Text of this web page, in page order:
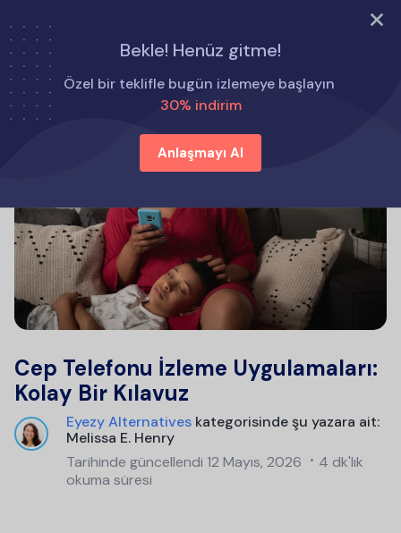
ŞİMDİ DENE
Bekle! Henüz gitme!
Özel bir teklifle bugün izlemeye başlayın
30% indirim
Anlaşmayı Al
Cep Telefonu İzleme Uygulamaları:
Kolay Bir Kılavuz
Eyezy Alternatives kategorisinde şu yazara ait:
Melissa E. Henry
Tarihinde güncellendi 12 Mayıs, 2026
4 dk'lık
okuma süresi